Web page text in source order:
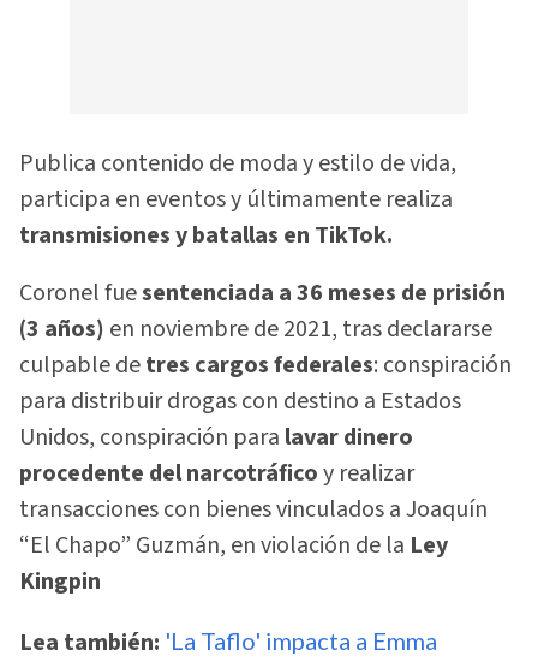
Publica contenido de moda y estilo de vida,
participa en eventos y últimamente realiza
transmisiones y batallas en TikTok.
Coronel fuesentenciada a 36 meses de prisión
(3 años) en noviembre de 2021, tras declararse
culpable detres cargos federales: conspiración
para distribuir drogas con destino a Estados
Unidos, conspiración para lavar dinero
procedente del narcotráficoy realizar
transacciones con bienes vinculados a Joaquín
“El Chapo” Guzmán, en violación de la Ley
Kingpin
Lea también: 'La Taflo' impacta a Emma